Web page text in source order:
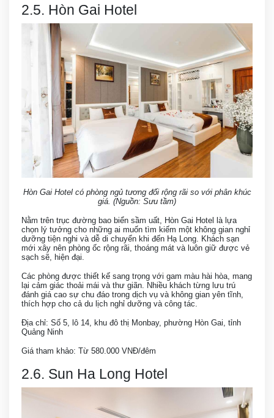
2.5. Hòn Gai Hotel
Hòn Gai Hotel có phòng ngủ tương đối rộng rãi so với phân khúc
giá. (Nguồn: Sưu tầm)
Nằm trên trục đường bao biển sầm uất, Hòn Gai Hotel là lựa
chọn lý tưởng cho những ai muốn tìm kiếm một không gian nghỉ
dưỡng tiện nghi và dễ di chuyển khi đến Hạ Long. Khách sạn
mới xây nên phòng ốc rộng rãi, thoáng mát và luôn giữ được vẻ
sạch sẽ, hiện đại.
Các phòng được thiết kế sang trọng với gam màu hài hòa, mang
lại cảm giác thoải mái và thư giãn. Nhiều khách từng lưu trú
đánh giá cao sự chu đáo trong dịch vụ và không gian yên tĩnh,
thích hợp cho cả du lịch nghỉ dưỡng và công tác.
Địa chỉ: Số 5, lô 14, khu đô thị Monbay, phường Hòn Gai, tỉnh
Quảng Ninh
Giá tham khảo: Từ 580.000 VNĐ/đêm
2.6. Sun Ha Long Hotel